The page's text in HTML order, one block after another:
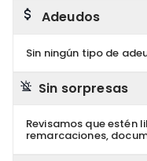
Adeudos
Sin ningún tipo de
Sin sorpresas
Revisamos que estén
remarcaciones,